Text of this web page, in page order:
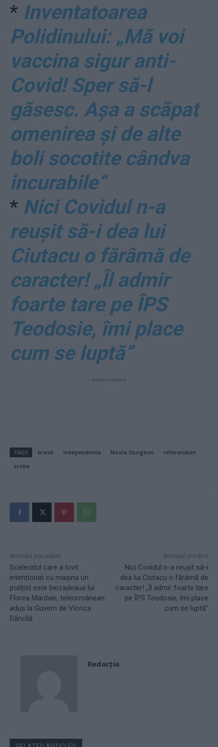
* Inventatoarea
Polidinului: „Mă voi
vaccina sigur anti-
Covid! Sper să-l
găsesc. Așa a scăpat
omenirea și de alte
boli socotite cândva
incurabile“
* Nici Covidul n-a
reușit să-i dea lui
Ciutacu o fărâmă de
caracter! „Îl admir
foarte tare pe ÎPS
Teodosie, îmi place
cum se luptă”
- Advertisement -
TAGS brexit independenta Nicola Sturgeon
referendum
scoția
Articolul precedent
Sceleratul care a lovit
intenționat cu mașina un
polițist este beizadeaua lui
Florea Mardale, teleormănean
adus la Guvern de Viorica
Dăncilă
Articolul următor
Nici Covidul n-a reușit să-i
dea lui Ciutacu o fărâmă de
caracter! „Îl admir foarte tare
pe ÎPS Teodosie, îmi place
cum se luptă”
Redacţia